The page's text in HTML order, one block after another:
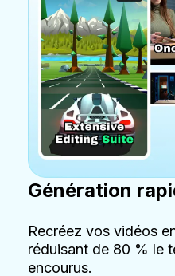
Génération
Recréez vos vidéos
réduisant de 80 % le
encourus.